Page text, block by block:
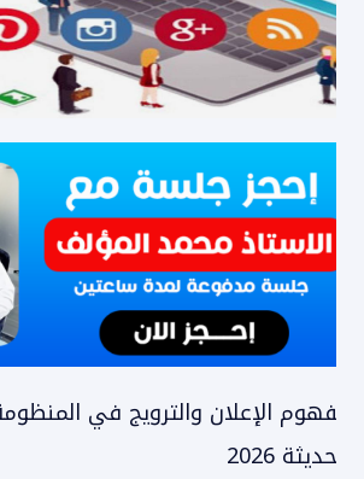
مفهوم الإعلان والترويج في
الحديثة 2026